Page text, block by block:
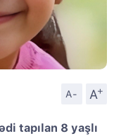
A- A
+
tapılan 8 yaşlı